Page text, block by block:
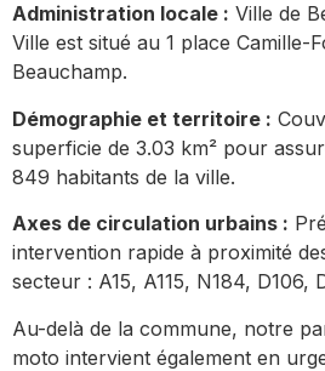
Administration locale : Ville de
Ville est situé au 1 place Camille-
Beauchamp.
Démographie et territoire :
superficie de 3.03 km² pour
849 habitants de la ville.
Axes de circulation urbains :
intervention rapide à proximité
secteur : A15, A115, N184, D106,
Au-delà de la commune, notre
moto intervient également en